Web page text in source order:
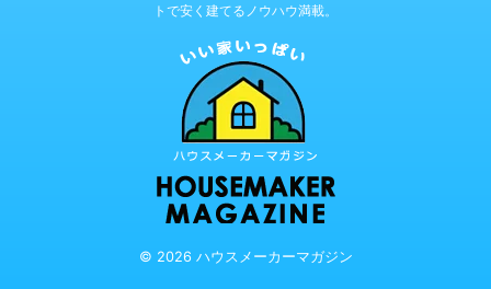
トで安く建てるノウハウ満載。
© 2026 ハウスメーカーマガジン